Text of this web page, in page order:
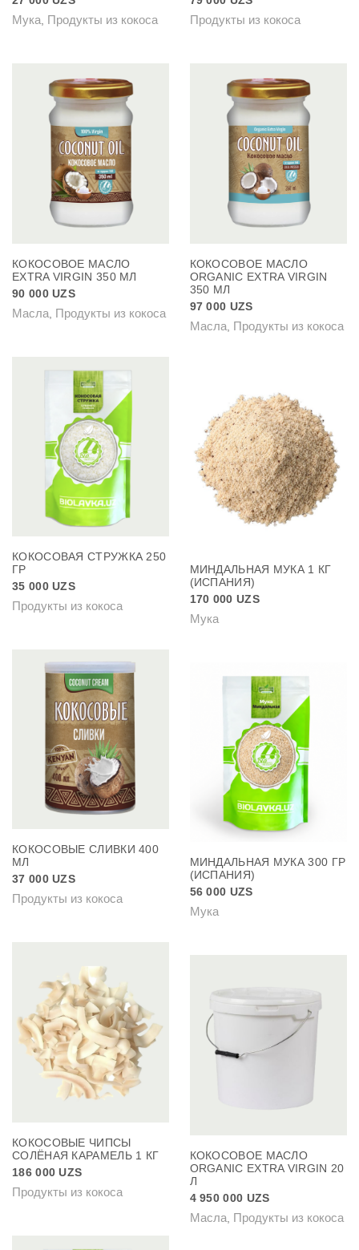
Мука Продукты из кокоса Продукты из кокоса
КОКОСОВОЕ МАСЛО
EXTRA VIRGIN 350 МЛ
90 000UZS
Масла Продукты из кокоса
КОКОСОВОЕ МАСЛО
ORGANIC EXTRA VIRGIN
350 МЛ
97 000 UZS
Масла, Продукты из кокоса
КОКОСОВАЯ СТРУЖКА 250
ГР
35 000UZS
Продукты из кокоса
МИНДАЛЬНАЯ МУКА 1 КГ
(ИСПАНИЯ)
170 000 UZS
Мука
КОКОСОВЫЕ СЛИВКИ 400
МЛ
37 000UZS
Продукты из кокоса
МИНДАЛЬНАЯ МУКА 300 ГР
(ИСПАНИЯ)
56 000 UZS
Мука
КОКОСОВЫЕ ЧИПСЫ
СОЛЁНАЯ КАРАМЕЛЬ 1 КГ
186 000UZS
Продукты из кокоса
КОКОСОВОЕ МАСЛО
ORGANIC EXTRA VIRGIN 20
Л
4 950 000 UZS
Масла, Продукты из кокоса